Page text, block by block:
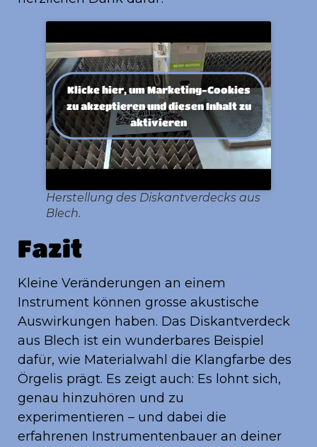
Klicke hier, um Marketing-Cookies
zu akzeptieren und diesen Inhalt zu
aktivieren
Herstellung des Diskantverdecks aus
Blech.
Fazit
Kleine Veränderungen an einem
Instrument können grosse akustische
Auswirkungen haben. Das Diskantverdeck
aus Blech ist ein wunderbares Beispiel
dafür, wie Materialwahl die Klangfarbe des
Örgelis prägt. Es zeigt auch: Es lohnt sich,
genau hinzuhören und zu
experimentieren – und dabei die
erfahrenen Instrumentenbauer an deiner